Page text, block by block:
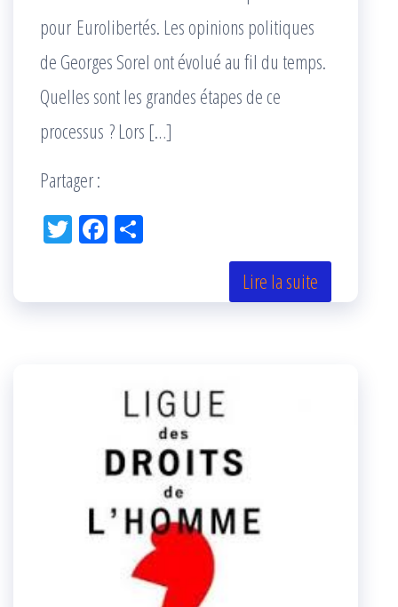
pour Eurolibertés. Les opinions politiques
de Georges Sorel ont évolué au fil du temps.
Quelles sont les grandes étapes de ce
processus ? Lors […]
Partager :
Tw Fac
k r
Lire la suite